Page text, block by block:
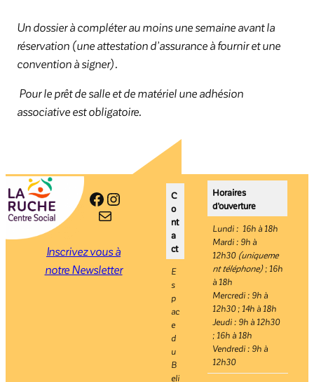
Un dossier à compléter au moins une semaine avant la
réservation (une attestation d’assurance à fournir et une
convention à signer).
Pour le prêt de salle et de matériel une adhésion
associative est obligatoire.
Facebook Instagram
E-mail
Inscrivez vous à
notre Newsletter
C
o
nt
a
ct
E
s
p
ac
e
d
u
B
eli
Horaires
d’ouverture
Lundi : 16h à 18h
Mardi : 9h à
12h30 (uniqueme
nt téléphone); 16h
à 18h
Mercredi : 9h à
12h30 ; 14h à 18h
Jeudi : 9h à 12h30
; 16h à 18h
Vendredi : 9h à
12h30